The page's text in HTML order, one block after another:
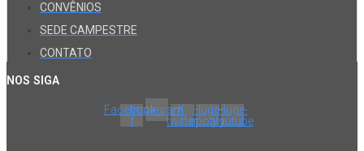
CONVÊNIOS
SEDE CAMPESTRE
CONTATO
NOS SIGA
Facebook-
f
InstagramX-
twitter
Huge-
spotify
Huge-
youtube